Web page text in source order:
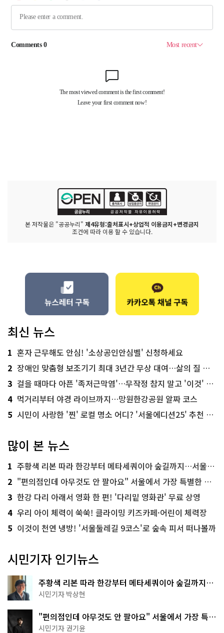
본 저작물은 "공공누리" 제4유형:출처표시+상업적 이용금지+변경금지
조건에 따라 이용 할 수 있습니다.
최신 뉴스
1 혼자 근무해도 안심! '소상공인안심벨' 신청하세요
2 장애인 맞춤형 보조기기 최대 3년간 무상 대여…삶의 질 높인다
3 걸을 때마다 아픈 '족저근막염'…무작정 참지 말고 '이것' 해보세요!
4 먹거리부터 야경 라이브까지…망원한강공원 알짜 코스
5 시민이 사랑한 '찐' 로컬 명소 어디? '서울에디션25' 추천 코스
많이 본 뉴스
1 주황색 리본 따라 한강부터 메타세쿼이아 숲길까지…서울둘레길 15코스
2 "편의점인데 아무것도 안 팔아요" 서울에서 가장 특별한 편의점의 정체
3 한강 다리 아래서 영화 한 편! '다리밑 영화관' 무료 상영
4 우리 아이 체력이 쑥쑥! 클라이밍 키즈카페·어린이 체력장
5 이것이 천연 냉방! '서울둘레길 9코스'로 숲속 피서 떠나볼까
시민기자 인기뉴스
주황색 리본 따라 한강부터 메타세쿼이아 숲길까지…
서울둘레길 15코스
시민기자 박상현
"편의점인데 아무것도 안 팔아요" 서울에서 가장 특별
한 편의점의 정체
시민기자 권기윤